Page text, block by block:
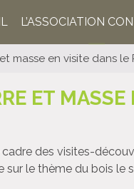
L’ASSOCIATION
masse en visite dans le
ET
des visites-
sur le thème du bois le